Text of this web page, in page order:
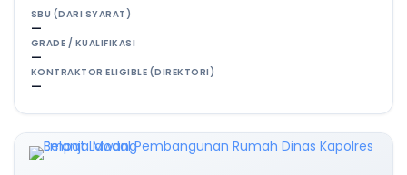
SBU (DARI SYARAT)
—
GRADE / KUALIFIKASI
—
KONTRAKTOR ELIGIBLE (DIREKTORI)
—